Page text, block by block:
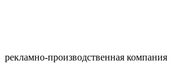
рекламно-производственная компания